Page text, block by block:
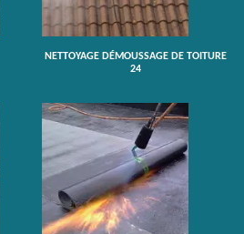
NETTOYAGE DÉMOUSSAGE DE TOITURE
24